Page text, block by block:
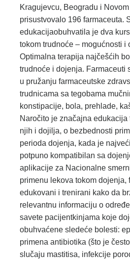
Kragujevcu, Beogradu i
prisustvovalo 196 farmaceuta.
edukacijaobuhvatila je dva
tokom trudnoće – mogućnosti i
Optimalna terapija najčešćih
trudnoće i dojenja. Farmaceuti
u pružanju farmaceutske
trudnicama sa tegobama
konstipacije, bola, prehlade,
Naročito je značajna edukacija
njih i dojilja, o bezbednosti
perioda dojenja, kada je
potpuno kompatibilan sa
aplikacije za Nacionalne
primenu lekova tokom dojenja,
edukovani i trenirani kako da
relevantnu informaciju o
savete pacijentkinjama koje
obuhvaćene sledeće bolesti:
primena antibiotika (što je
slučaju mastitisa, infekcije